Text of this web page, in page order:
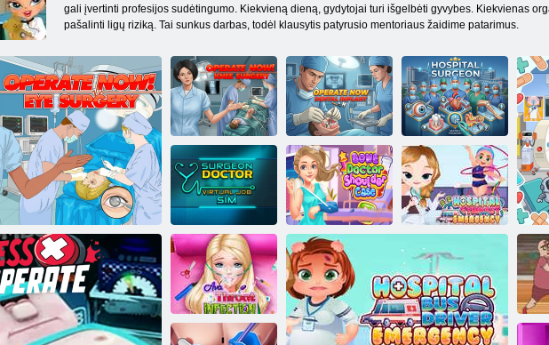
gali įvertinti profesijos sudėtingumo. Kiekvieną dieną, gydytojai turi išgelbėti gyvybes. Kiekvienas
pašalinti ligų riziką. Tai sunkus darbas, todėl klausytis patyrusio mentoriaus žaidime patarimus.
Operuoti dabar:
kelio chirurgija
Veikti dabar:
dantų
implantavimas
Ligoninės
chirurgas
Chirurgas
gydytojas
virtualus darbas
Sim
Kaulų gydytojo
pečių dėklas
Ligoninės
gimnastikos
skubioji pagalba